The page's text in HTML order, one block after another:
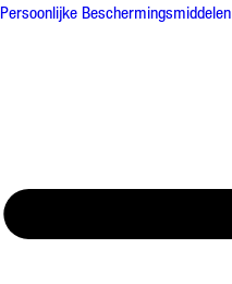
Persoonlijke Beschermingsmiddelen